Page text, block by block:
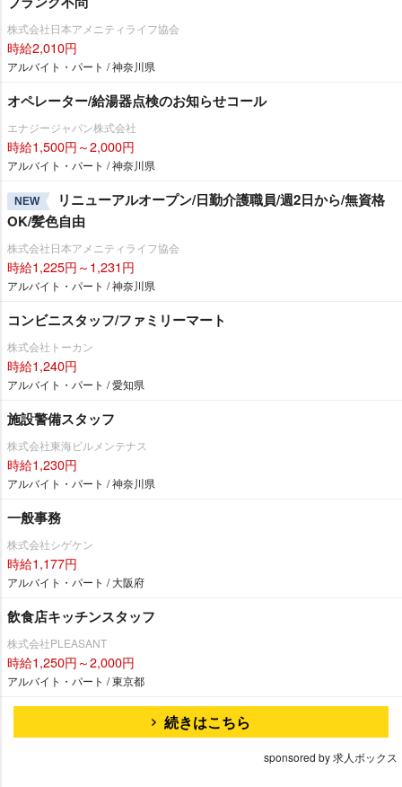
株式会社日本アメニティライフ協会
時給2,010円
アルバイト・パート / 神奈川県
オペレーター/給湯器点検のお知らせコール
エナジージャパン株式会社
時給1,500円～2,000円
アルバイト・パート / 神奈川県
NEW
リニューアルオープン/日勤介護職員/週2日から/無資格
OK/髪色自由
株式会社日本アメニティライフ協会
時給1,225円～1,231円
アルバイト・パート / 神奈川県
コンビニスタッフ/ファミリーマート
株式会社トーカン
時給1,240円
アルバイト・パート / 愛知県
施設警備スタッフ
株式会社東海ビルメンテナス
時給1,230円
アルバイト・パート / 神奈川県
一般事務
株式会社シゲケン
時給1,177円
アルバイト・パート / 大阪府
飲食店キッチンスタッフ
株式会社PLEASANT
時給1,250円～2,000円
アルバイト・パート / 東京都
続きはこちら
sponsored by 求人ボックス